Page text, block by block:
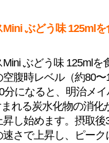
ぶどう味 125ml
ぶどう味 125mlを
腹時レベル（約80〜
分になると、明治メ
れる炭水化物の消化
し始めます。摂取後
さで上昇し、ピーク